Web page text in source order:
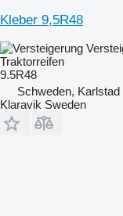
Kleber 9,5R48
Traktorreifen
9.5R48
Schweden, Karlstad
Klaravik Sweden